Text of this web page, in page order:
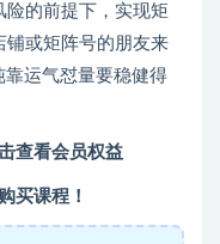
的前提下，实现矩
铺或矩阵号的朋友来
运气怼量要稳健得
查看会员权益
买课程！